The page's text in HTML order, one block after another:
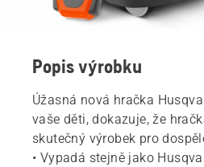
Popis výrobku
Úžasná nová hračka
vaše děti, dokazuje, že
skutečný výrobek pro
• Vypadá stejně jako